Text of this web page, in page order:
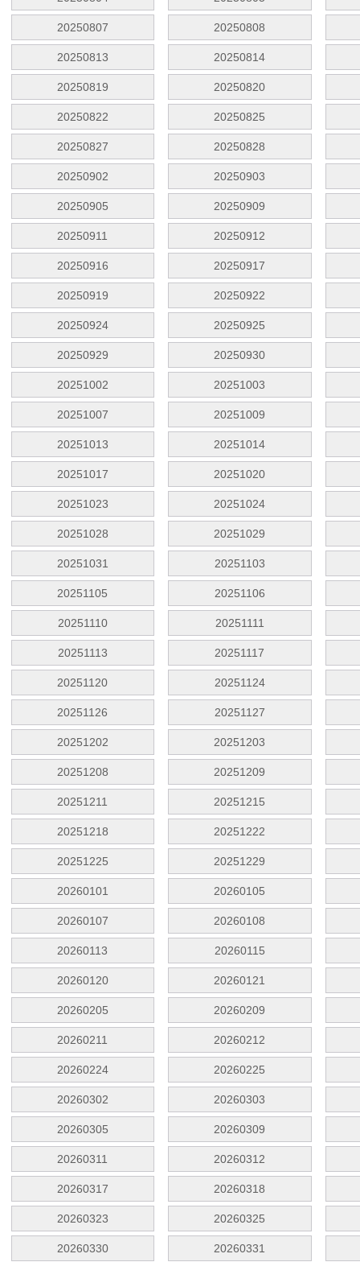
20250807 20250808
20250813 20250814
20250819 20250820
20250822 20250825
20250827 20250828
20250902 20250903
20250905 20250909
20250911 20250912
20250916 20250917
20250919 20250922
20250924 20250925
20250929 20250930
20251002 20251003
20251007 20251009
20251013 20251014
20251017 20251020
20251023 20251024
20251028 20251029
20251031 20251103
20251105 20251106
20251110 20251111
20251113 20251117
20251120 20251124
20251126 20251127
20251202 20251203
20251208 20251209
20251211 20251215
20251218 20251222
20251225 20251229
20260101 20260105
20260107 20260108
20260113 20260115
20260120 20260121
20260205 20260209
20260211 20260212
20260224 20260225
20260302 20260303
20260305 20260309
20260311 20260312
20260317 20260318
20260323 20260325
20260330 20260331